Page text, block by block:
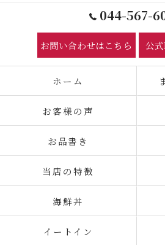
044-567-
お問い合わせはこちら 公
ホーム
お客様の声
お品書き
当店の特徴
海鮮丼
イートイン